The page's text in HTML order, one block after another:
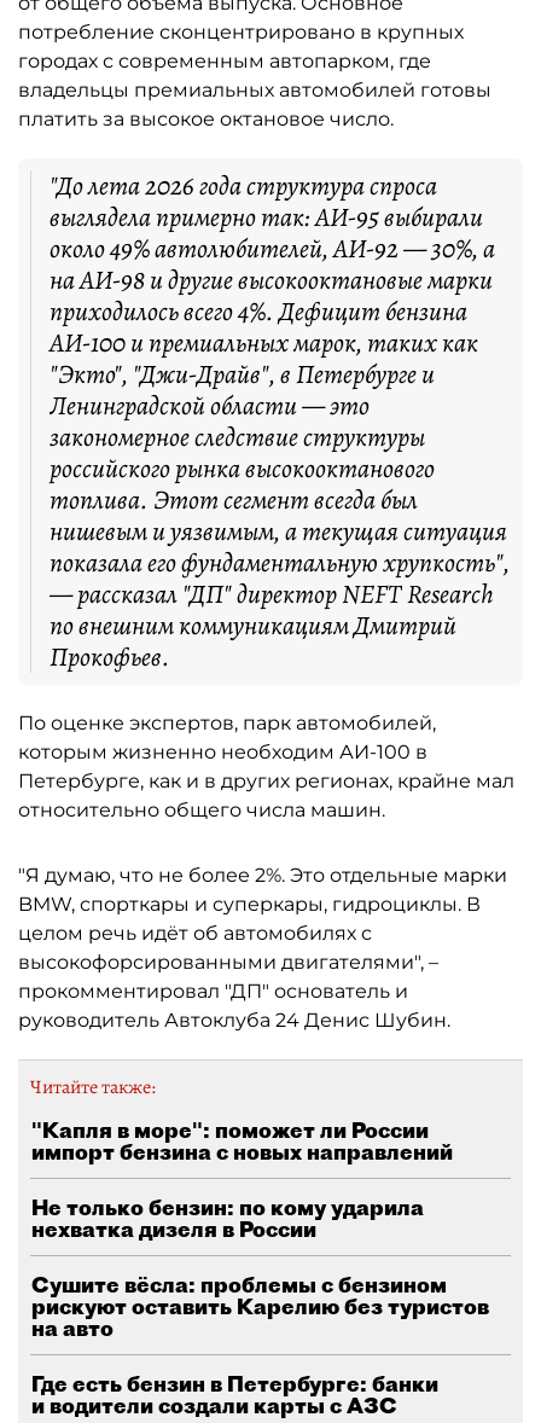
потребление сконцентрировано в крупных
городах с современным автопарком, где
владельцы премиальных автомобилей готовы
платить за высокое октановое число.
"До лета 2026 года структура спроса
выглядела примерно так: АИ-95 выбирали
около 49% автолюбителей, АИ-92 — 30%, а
на АИ-98 и другие высокооктановые марки
приходилось всего 4%. Дефицит бензина
АИ-100 и премиальных марок, таких как
"Экто", "Джи-Драйв", в Петербурге и
Ленинградской области — это
закономерное следствие структуры
российского рынка высокооктанового
топлива. Этот сегмент всегда был
нишевым и уязвимым, а текущая ситуация
показала его фундаментальную хрупкость",
— рассказал "ДП" директор NEFT Research
по внешним коммуникациям Дмитрий
Прокофьев.
По оценке экспертов, парк автомобилей,
которым жизненно необходим АИ-100 в
Петербурге, как и в других регионах, крайне мал
относительно общего числа машин.
"Я думаю, что не более 2%. Это отдельные марки
BMW, спорткары и суперкары, гидроциклы. В
целом речь идёт об автомобилях с
высокофорсированными двигателями", –
прокомментировал "ДП" основатель и
руководитель Автоклуба 24 Денис Шубин.
Читайте также:
"Капля в море": поможет ли России
импорт бензина с новых направлений
Не только бензин: по кому ударила
нехватка дизеля в России
Сушите вёсла: проблемы с бензином
рискуют оставить Карелию без туристов
на авто
Где есть бензин в Петербурге: банки
и водители создали карты с АЗС